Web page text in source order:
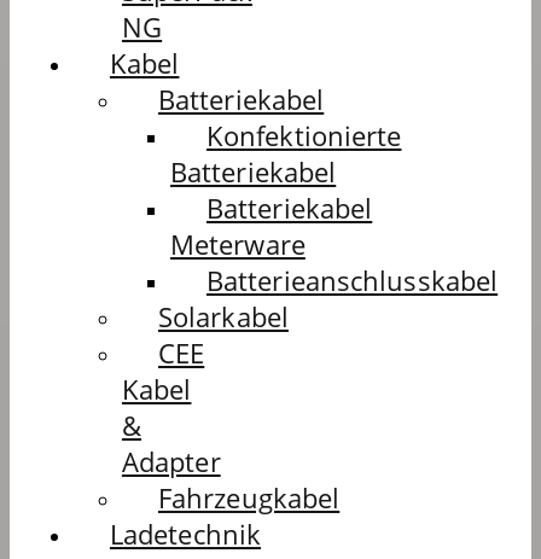
NG
Kabel
Batteriekabel
Konfektionierte
Batteriekabel
Batteriekabel
Meterware
Batterieanschlusskabel
Solarkabel
CEE
Kabel
&
Adapter
Fahrzeugkabel
Ladetechnik